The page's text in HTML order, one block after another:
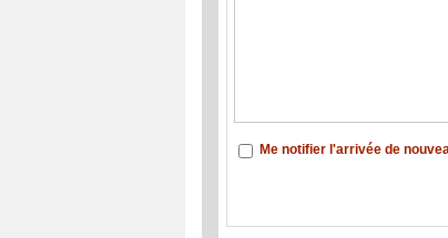
Me notifier l'arrivée de